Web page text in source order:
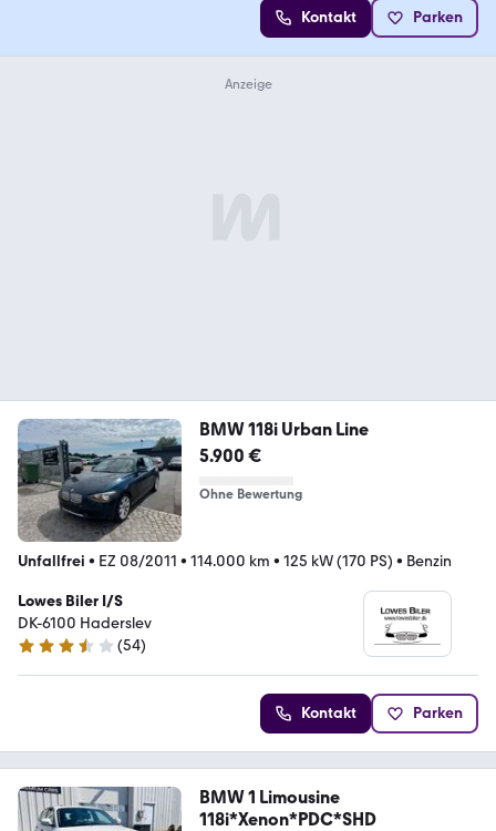
Kontakt Parken
BMW 118i Urban Line
5.900 €
Ohne Bewertung
Unfallfrei • EZ 08/2011 • 114.000 km • 125 kW (170 PS) • Benzin
Lowes Biler I/S
DK-6100 Haderslev
3.6 Sterne
(54)
Kontakt Parken
BMW 1 Limousine
118i*Xenon*PDC*SHD